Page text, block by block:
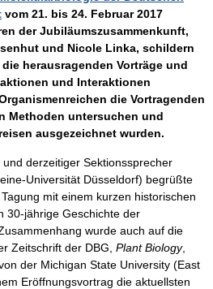
vom 21. bis 24. Februar 2017
der Jubiläumszusammenkunft,
und Nicole Linka, schildern
herausragenden Vorträge und
und Interaktionen
die Vortragenden
Methoden untersuchen und
ausgezeichnet wurden.
derzeitiger Sektionssprecher
Universität Düsseldorf) begrüßte
mit einem kurzen historischen
30-jährige Geschichte der
wurde auch auf die
Zeitschrift der DBG, Plant Biology,
der Michigan State University (East
Eröffnungsvortrag die aktuellsten